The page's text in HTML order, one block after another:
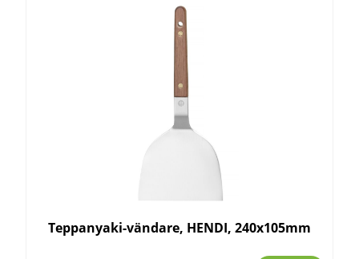
Teppanyaki-vändare, HENDI, 240x105mm